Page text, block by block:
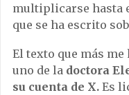
multiplicarse hasta
que se ha escrito
El texto que más
uno de la doctora
su cuenta de X. Es